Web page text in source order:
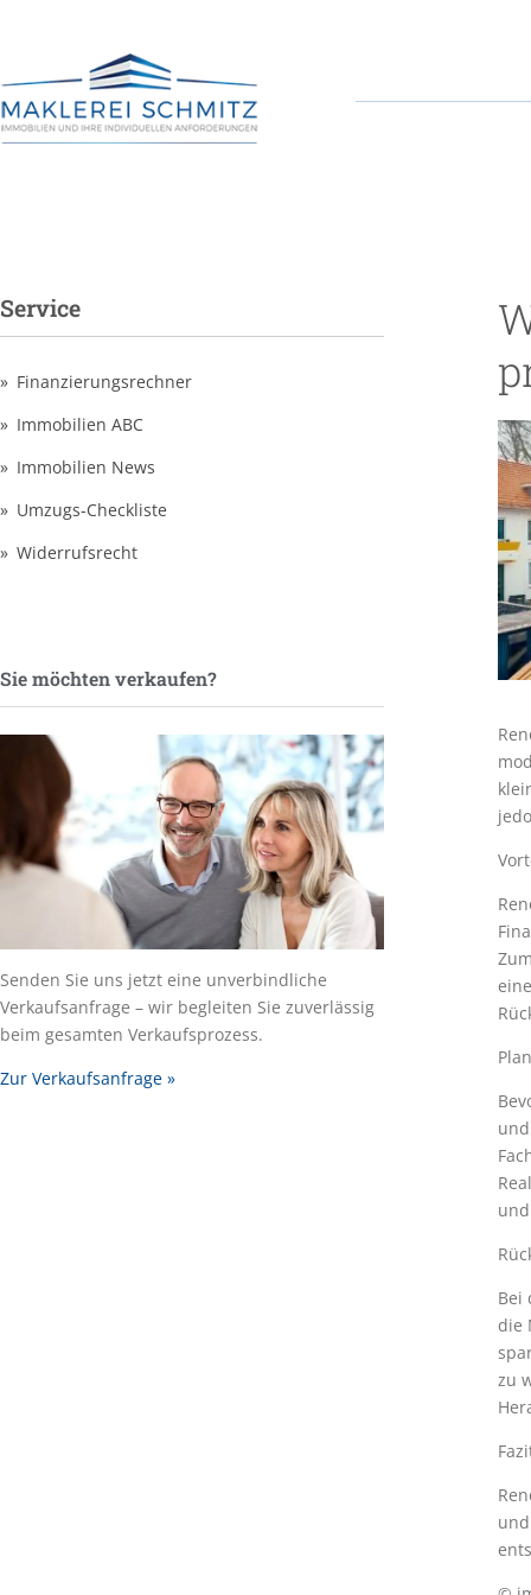
Service
Finanzierungsrechner
Immobilien ABC
Immobilien News
Umzugs-Checkliste
Widerrufsrecht
Sie möchten verkaufen?
Senden Sie uns jetzt eine unverbindliche
Verkaufsanfrage – wir begleiten Sie zuverlässig
beim gesamten Verkaufsprozess.
Zur Verkaufsanfrage »
Bei
die
zu